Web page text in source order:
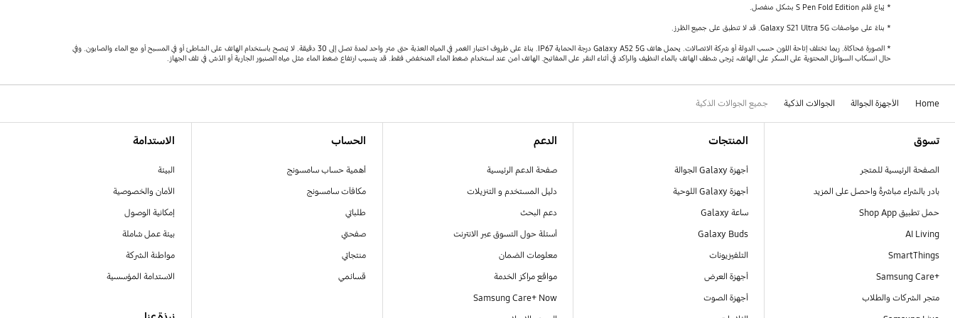
* يُباع قلم S Pen Fold Edition بشكل منفصل.
* بناءً على مواصفات Galaxy S21 Ultra 5G. قد لا تنطبق على جميع الطُرز.
* الصورة مُحاكاة. ربما تختلف إتاحة اللون حسب الدولة أو شركة الاتصالات. يحمل هاتف Galaxy A52 5G درجة الحماية IP67. بناءً على ظروف اختبار الغمر في المياه العذبة حتى متر واحد لمدة تصل إلى 30 دقيقة. لا يُنصح باستخدام الهاتف على الشاطئ أو في المسبح أو مع الماء والصابون. وفي
حال انسكاب السوائل المحتوية على السكر على الهاتف، يُرجى شطف الهاتف بالماء النظيف والراكد في أثناء النقر على المفاتيح. الهاتف آمن عند استخدام ضغط الماء المنخفض فقط. قد يتسبب ارتفاع ضغط الماء مثل مياه الصنبور الجارية أو الدُش في تلف الجهاز.
Home الأجهزة الجوالة الجوالات الذكية جميع الجوالات الذكية
تسوق
الصفحة الرئيسية للمتجر
بادر بالشراء مباشرةً واحصل على المزيد
حمل تطبيق Shop App
AI Living
SmartThings
Samsung Care+‎
متجر الشركات والطلاب
المنتجات
أجهزة Galaxy الجوالة
أجهزة Galaxy اللوحية
ساعة Galaxy
Galaxy Buds
التلفيزيونات
أجهزة العرض
أجهزة الصوت
الدعم
صفحة الدعم الرئيسية
دليل المستخدم و التنزيلات
دعم البحث
أسئلة حول التسوق عبر الانترنت
معلومات الضمان
مواقع مراكز الخدمة
Samsung Care+ Now
الحساب
أهمية حساب سامسونج
مكافآت سامسونج
طلباتي
صفحتي
منتجاتي
قسائمي
الاستدامة
البيئة
الأمان والخصوصية
إمكانية الوصول
بيئة عمل شاملة
مواطنة الشركة
الاستدامة المؤسسية